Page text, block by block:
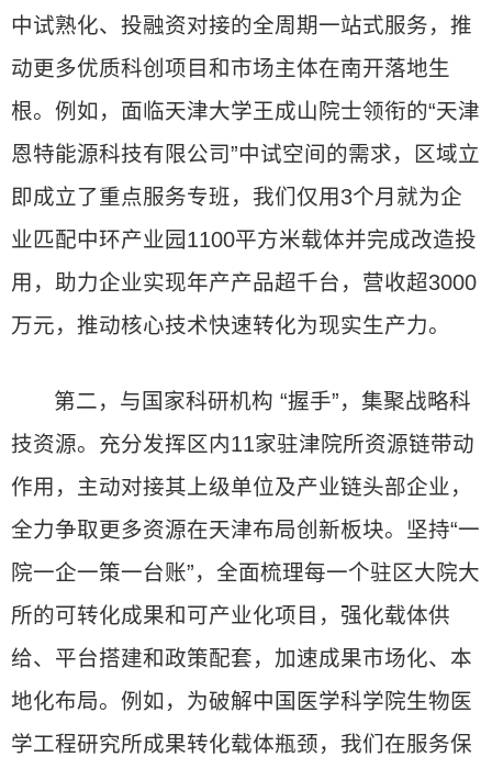
中试熟化、投融资对接的全周期一站式服务，推
动更多优质科创项目和市场主体在南开落地生
根。例如，面临天津大学王成山院士领衔的“天津
恩特能源科技有限公司”中试空间的需求，区域立
即成立了重点服务专班，我们仅用3个月就为企
业匹配中环产业园1100平方米载体并完成改造投
用，助力企业实现年产产品超千台，营收超3000
万元，推动核心技术快速转化为现实生产力。
第二，与国家科研机构 “握手”，集聚战略科
技资源。充分发挥区内11家驻津院所资源链带动
作用，主动对接其上级单位及产业链头部企业，
全力争取更多资源在天津布局创新板块。坚持“一
院一企一策一台账”，全面梳理每一个驻区大院大
所的可转化成果和可产业化项目，强化载体供
给、平台搭建和政策配套，加速成果市场化、本
地化布局。例如，为破解中国医学科学院生物医
学工程研究所成果转化载体瓶颈，我们在服务保